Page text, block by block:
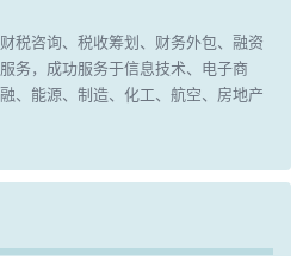
税咨询、税收筹划、财务外包、融资
务，成功服务于信息技术、电子商
、能源、制造、化工、航空、房地产